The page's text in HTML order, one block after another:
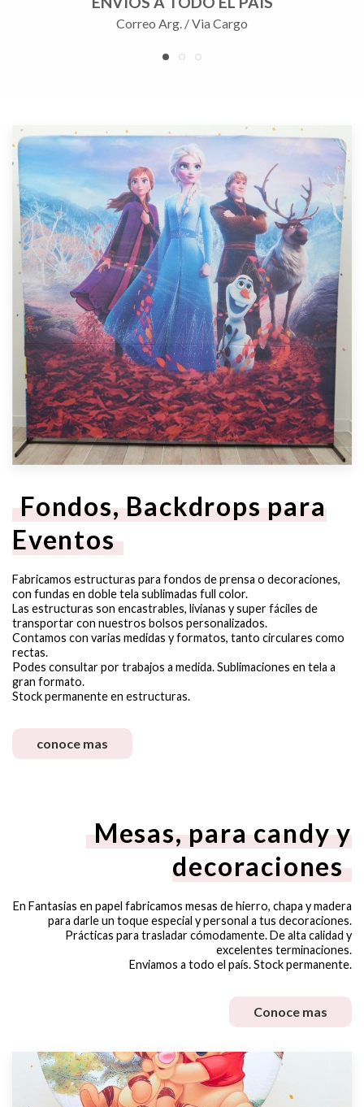
Correo Arg. / Via Cargo
Fondos, Backdrops para
Eventos
Fabricamos estructuras para fondos de prensa o decoraciones,
con fundas en doble tela sublimadas full color.
Las estructuras son encastrables, livianas y super fáciles de
transportar con nuestros bolsos personalizados.
Contamos con varias medidas y formatos, tanto circulares como
rectas.
Podes consultar por trabajos a medida. Sublimaciones en tela a
gran formato.
Stock permanente en estructuras.
conoce mas
Mesas, para candy y
decoraciones
En Fantasias en papel fabricamos mesas de hierro, chapa y madera
para darle un toque especial y personal a tus decoraciones.
Prácticas para trasladar cómodamente. De alta calidad y
excelentes terminaciones.
Enviamos a todo el país. Stock permanente.
Conoce mas